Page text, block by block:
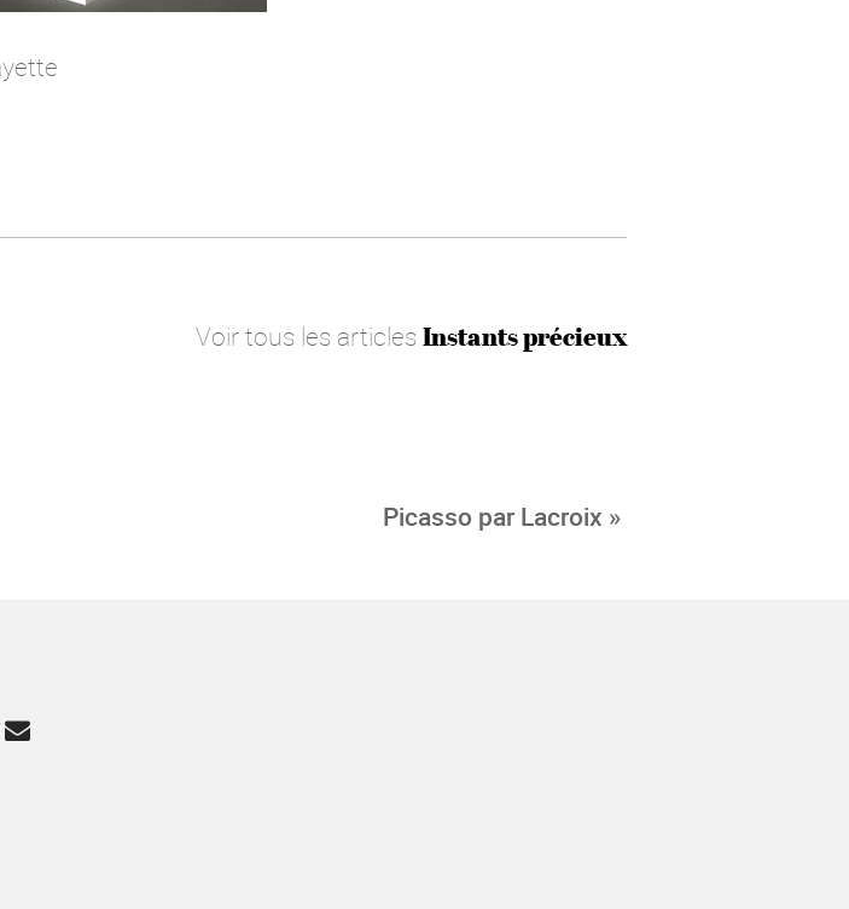
Voir tous les articles Instants précieux
Picasso par Lacroix »